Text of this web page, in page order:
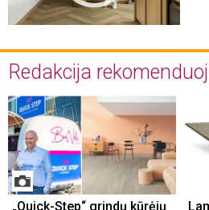
Redakcija
„Quick-Step“ grindų kūrėjų